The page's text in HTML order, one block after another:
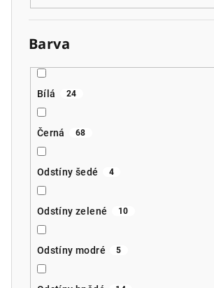
Barva
Bílá 24
Černá 68
Odstíny šedé 4
Odstíny zelené 10
Odstíny modré 5